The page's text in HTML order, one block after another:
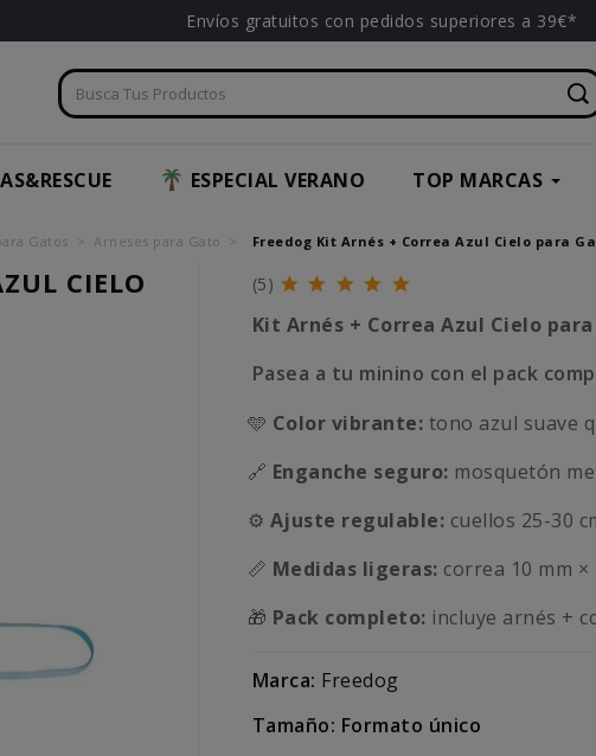
Envíos gratuitos con pedidos superiores a 39€*
ESPECIAL VERANO TOP MARCAS
Gatos Arneses para Gato Freedog Kit Arnés + Correa Azul Cielo para
CIELO
(5)
Kit Arnés + Correa Azul Cielo
Pasea a tu minino con el pack
🩵 Color vibrante: tono azul suave
🔗 Enganche seguro: mosquetón
⚙️ Ajuste regulable: cuellos 25-30
📏 Medidas ligeras: correa 10 mm
🎁 Pack completo: incluye arnés +
Marca: Freedog
Tamaño: Formato único